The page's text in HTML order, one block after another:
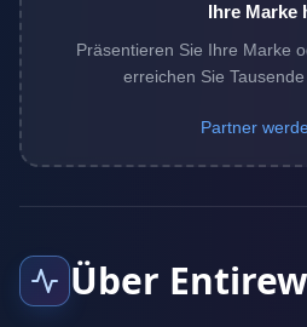
Ihre Marke
Präsentieren Sie Ihre Marke
erreichen Sie
Partner
Über